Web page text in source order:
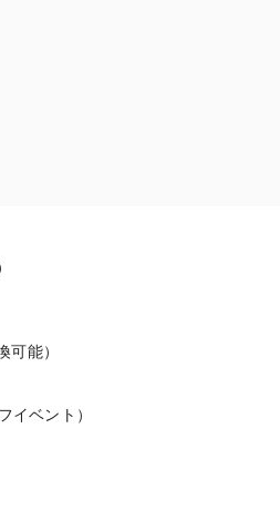
可能）
イベント）